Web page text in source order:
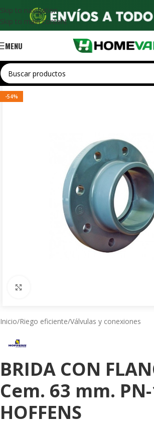
Skip to navigation
Skip to main content
MENU
-54%
Inicio/Riego eficiente/Válvulas y conexiones
BRIDA CON
Cem. 63 mm.
HOFFENS